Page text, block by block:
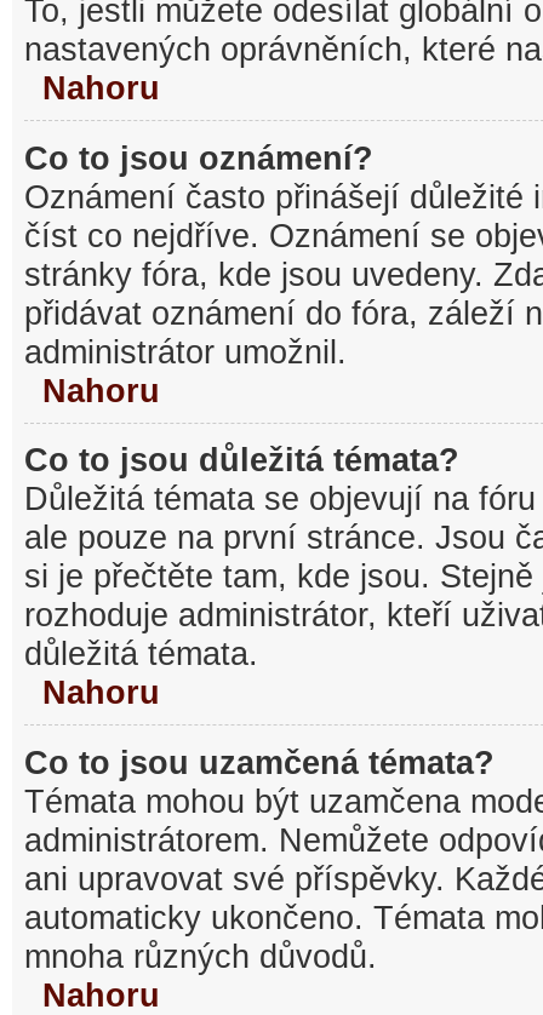
To, jestli můžete odesílat globální
nastavených oprávněních, které
Nahoru
Co to jsou oznámení?
Oznámení často přinášejí důležité
číst co nejdříve. Oznámení se
stránky fóra, kde jsou uvedeny.
přidávat oznámení do fóra, záleží
administrátor umožnil.
Nahoru
Co to jsou důležitá témata?
Důležitá témata se objevují na
ale pouze na první stránce. Jsou
si je přečtěte tam, kde jsou.
rozhoduje administrátor, kteří
důležitá témata.
Nahoru
Co to jsou uzamčená témata?
Témata mohou být uzamčena
administrátorem. Nemůžete
ani upravovat své příspěvky.
automaticky ukončeno. Témata
mnoha různých důvodů.
Nahoru